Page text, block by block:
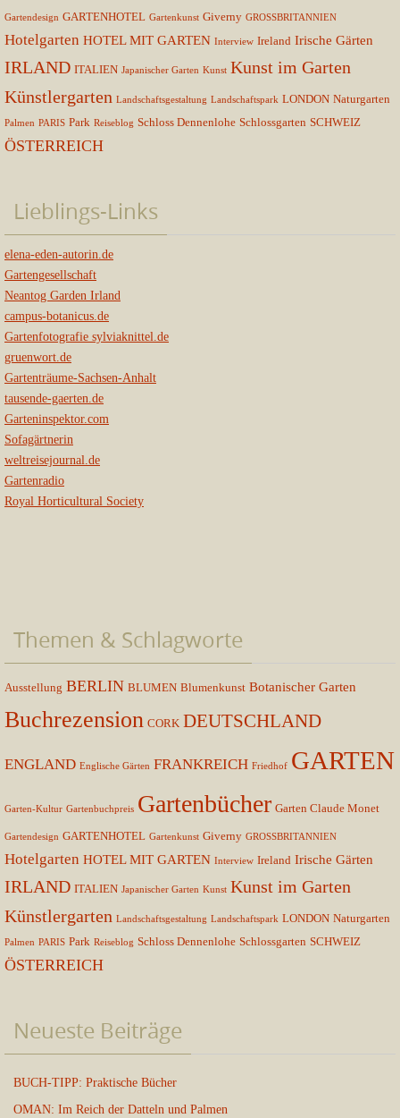
Gartendesign GARTENHOTEL Gartenkunst Giverny GROSSBRITANNIEN
Hotelgarten HOTEL MIT GARTEN Interview Ireland Irische Gärten
IRLAND ITALIEN Japanischer Garten Kunst Kunst im Garten
Künstlergarten Landschaftsgestaltung Landschaftspark LONDON Naturgarten
Palmen PARIS Park Reiseblog Schloss Dennenlohe Schlossgarten SCHWEIZ
ÖSTERREICH
Lieblings-Links
elena-eden-autorin.de
Gartengesellschaft
Neantog Garden Irland
campus-botanicus.de
Gartenfotografie sylviaknittel.de
gruenwort.de
Gartenträume-Sachsen-Anhalt
tausende-gaerten.de
Garteninspektor.com
Sofagärtnerin
weltreisejournal.de
Gartenradio
Royal Horticultural Society
Themen & Schlagworte
Ausstellung BERLIN BLUMEN Blumenkunst Botanischer Garten
Buchrezension CORK DEUTSCHLAND
ENGLAND Englische Gärten FRANKREICH Friedhof GARTEN
Garten-Kultur Gartenbuchpreis Gartenbücher Garten Claude Monet
Gartendesign GARTENHOTEL Gartenkunst Giverny GROSSBRITANNIEN
Hotelgarten HOTEL MIT GARTEN Interview Ireland Irische Gärten
IRLAND ITALIEN Japanischer Garten Kunst Kunst im Garten
Künstlergarten Landschaftsgestaltung Landschaftspark LONDON Naturgarten
Palmen PARIS Park Reiseblog Schloss Dennenlohe Schlossgarten SCHWEIZ
ÖSTERREICH
Neueste Beiträge
BUCH-TIPP: Praktische Bücher
OMAN: Im Reich der Datteln und Palmen